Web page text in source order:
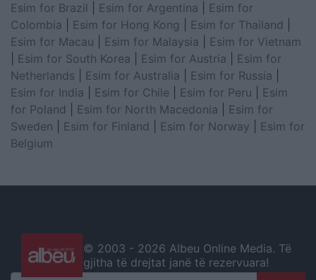
Esim for Brazil
Esim for Argentina
Esim for
Colombia
Esim for Hong Kong Esim for Thailand
Esim for Macau
Esim for Malaysia
Esim for Vietnam
Esim for South Korea Esim for Austria
Esim for
Netherlands
Esim for Australia Esim for Russia
Esim for India
Esim for Chile Esim for Peru
Esim
for Poland
Esim for North Macedonia
Esim for
Sweden
Esim for Finland Esim for Norway
Esim for
Belgium
© 2003 - 2026 Albeu Online Media. Të
gjitha të drejtat janë të rezervuara!